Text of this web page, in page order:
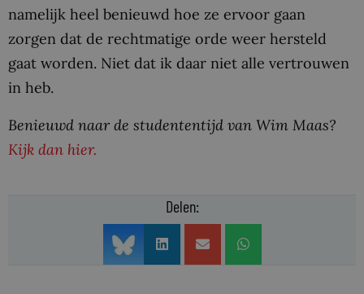
namelijk heel benieuwd hoe ze ervoor gaan
zorgen dat de rechtmatige orde weer hersteld
gaat worden. Niet dat ik daar niet alle vertrouwen
in heb.
Benieuwd naar de studententijd van Wim Maas?
Kijk dan hier.
Delen: